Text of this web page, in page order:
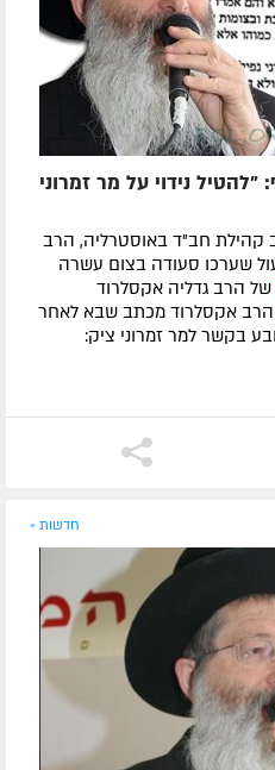
נידוי על מר זמרוני
קהילת חב"ד באוסטרליה, הרב
שערכו סעודה בצום עשרה
של הרב גדליה אקסלרוד
אקסלרוד מכתב שבא לאחר
בקשר למר זמרוני ציק:
חדשות »